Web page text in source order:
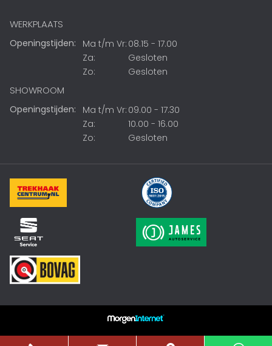
WERKPLAATS
Openingstijden: Ma t/m Vr: 08.15 - 17.00
Za:
Gesloten
Zo:
Gesloten
SHOWROOM
Openingstijden: Ma t/m Vr: 09.00 - 17.30
Za:
10.00 - 16.00
Zo:
Gesloten